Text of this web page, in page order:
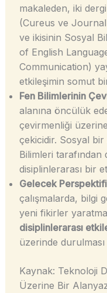
makaleden, iki
(Cureus ve
ve ikisinin Sosyal
of English
Communication)
etkileşimin somut
Fen Bilimlerinin
alanına öncülük
çevirmenliği üzerine
çekicidir. Sosyal
Bilimleri tarafından
disiplinlerarası bir
Gelecek
çalışmalarda, bilgi
yeni fikirler
disiplinlerarası
üzerinde
Kaynak: Teknoloji
Üzerine Bir